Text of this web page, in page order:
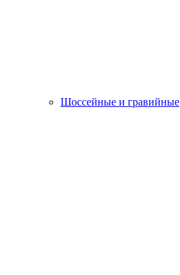
Шоссейные и гравийные